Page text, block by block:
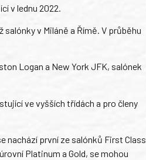
v lednu 2022.
v Miláně a Římě. V průběhu
Logan a New York JFK, salónek
ve vyšších třídách a pro členy
nachází první ze salónků First Class
Platinum a Gold, se mohou